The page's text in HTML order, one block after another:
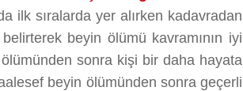
ilk sıralarda yer alırken kadavradan
belirterek beyin ölümü kavramının iyi
sonra kişi bir daha hayata
beyin ölümünden sonra geçerli